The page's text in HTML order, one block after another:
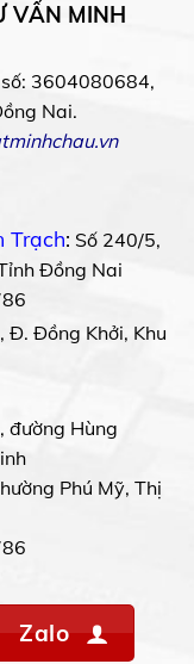
VẤN MINH
3604080684,
Nai.
Trạch: Số 240/5,
Đồng Nai
Đ. Đồng Khởi, Khu
đường Hùng
Phú Mỹ, Thị
Zalo